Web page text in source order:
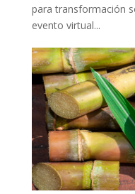
para transformación
evento virtual...